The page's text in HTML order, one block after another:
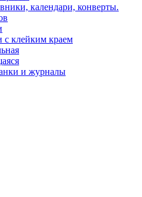
календари, конверты.
с клейким краем
и журналы